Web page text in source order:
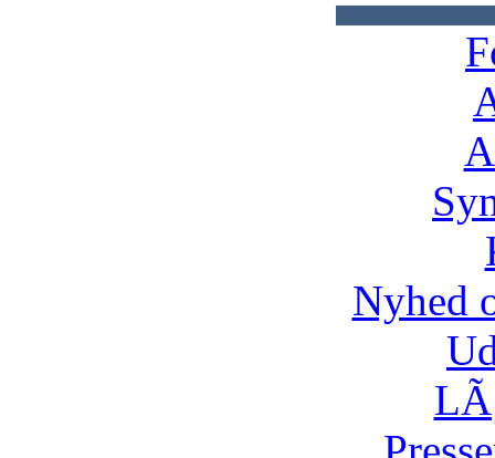
Nyhed